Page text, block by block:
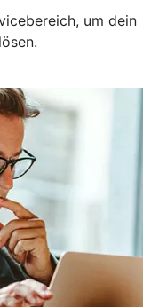
um dein